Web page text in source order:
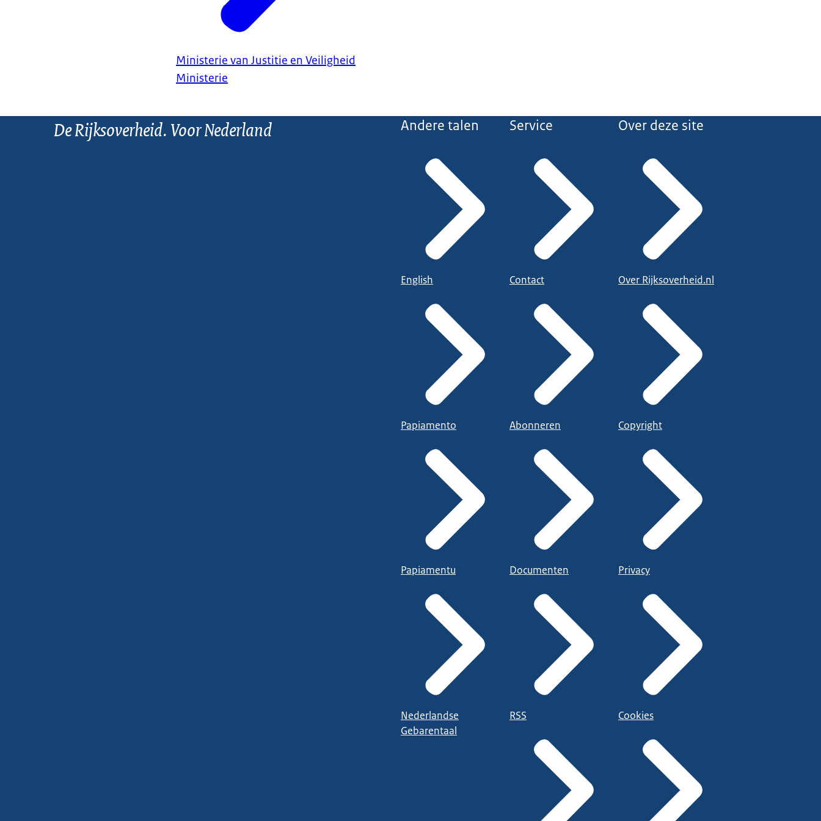
Ministerie van Justitie en Veiligheid
Ministerie
De Rijksoverheid. Voor Nederland Andere talen
English
Papiamento
Papiamentu
Nederlandse
Gebarentaal
Service
Contact
Abonneren
Documenten
RSS
Over deze site
Over Rijksoverheid.nl
Copyright
Privacy
Cookies